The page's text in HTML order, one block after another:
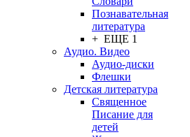
Познавательная
литература
+ ЕЩЕ 1
Аудио. Видео
Аудио-диски
Флешки
Детская литература
Священное
Писание для
детей